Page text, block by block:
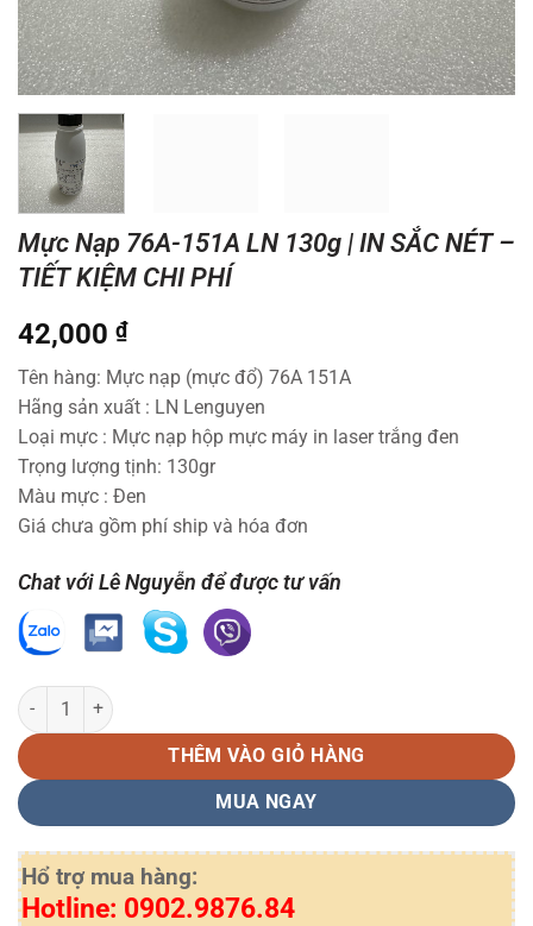
Mực Nạp 76A-151A LN 130g | IN SẮC NÉT –
TIẾT KIỆM CHI PHÍ
42,000 ₫
Tên hàng: Mực nạp (mực đổ) 76A 151A
Hãng sản xuất : LN Lenguyen
Loại mực : Mực nạp hộp mực máy in laser trắng đen
Trọng lượng tịnh: 130gr
Màu mực : Đen
Giá chưa gồm phí ship và hóa đơn
Chat với Lê Nguyễn để được tư vấn
Mực Nạp 76A-151A LN 130g | IN SẮC NÉT – TIẾT KIỆM CHI PHÍ số
THÊM VÀO GIỎ HÀNG
MUA NGAY
Hổ trợ mua hàng:
Hotline: 0902.9876.84